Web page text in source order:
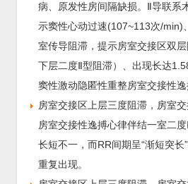
病、原发性房间隔缺损。Ⅱ导联系
示窦性心动过速(107~113次/min)
室传导阻滞，提示房室交接区双
下层二度Ⅱ型阻滞）、出现长达
窦性激动隐匿性重整房室交接性逸
房室交接区上层三度阻滞，房室
房室交接性逸搏心律伴结一室二
长短不一，而RR间期呈“渐短突长
重复出现。